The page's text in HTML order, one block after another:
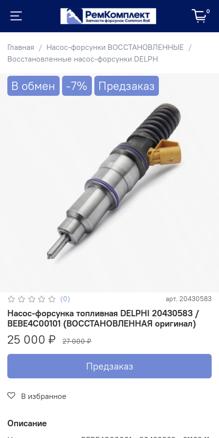
0
Главная
Насос-форсунки ВОССТАНОВЛЕННЫЕ
Восстановленные насос-форсунки DELPH
В обмен -7% Предзаказ
(0) арт. 20430583
Насос-форсунка топливная DELPHI 20430583 /
BEBE4C00101 (ВОССТАНОВЛЕННАЯ оригинал)
25 000 ₽ 27 000 ₽
Предзаказ
В избранное
Описание